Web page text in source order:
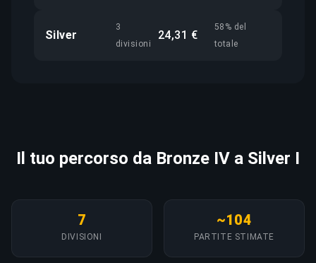
Silver
3
divisioni
24,31 €
58% del
totale
Il tuo percorso da Bronze IV a Silver I
7
DIVISIONI
~104
PARTITE STIMATE